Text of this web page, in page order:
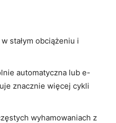
stałym obciążeniu i
automatyczna lub e-
znacznie więcej cykli
wyhamowaniach z